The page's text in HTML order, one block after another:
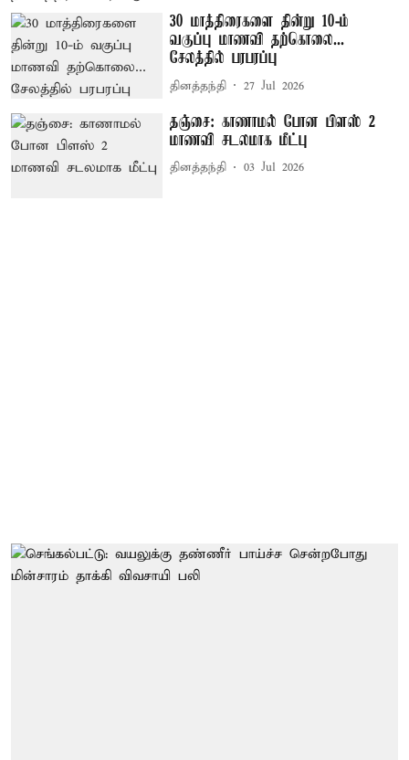
30 மாத்திரைகளை தின்று 10-ம்
வகுப்பு மாணவி தற்கொலை...
சேலத்தில் பரபரப்பு
தினத்தந்தி 27 Jul 2026
தஞ்சை: காணாமல் போன பிளஸ் 2
மாணவி சடலமாக மீட்பு
தினத்தந்தி 03 Jul 2026